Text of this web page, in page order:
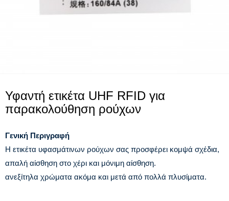
Υφαντή ετικέτα UHF RFID για
παρακολούθηση ρούχων
Γενική Περιγραφή
Η ετικέτα υφασμάτινων ρούχων σας προσφέρει κομψά σχέδια,
απαλή αίσθηση στο χέρι και μόνιμη αίσθηση.
ανεξίτηλα χρώματα ακόμα και μετά από πολλά πλυσίματα.